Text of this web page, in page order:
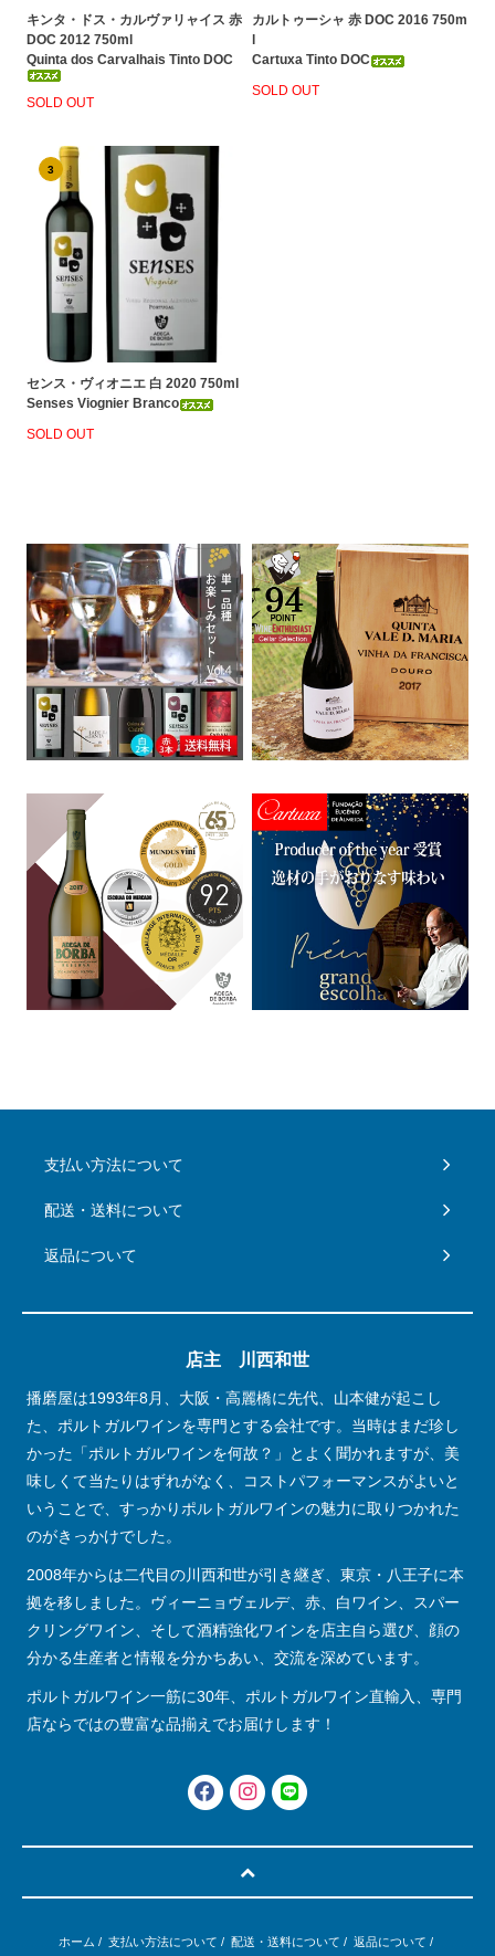
キンタ・ドス・カルヴァリャイス 赤
DOC 2012 750ml
Quinta dos Carvalhais Tinto DOC
SOLD OUT
カルトゥーシャ 赤 DOC 2016 750m
Cartuxa Tinto DOC
SOLD OUT
3
センス・ヴィオニエ 白 2020 750ml
Senses Viognier Branco
SOLD OUT
支払い方法について
配送・送料について
返品について
店主 川西和世
播磨屋は1993年8月、大阪・高麗橋に先代、山本健が起こし
た、ポルトガルワインを専門とする会社です。当時はまだ珍し
かった「ポルトガルワインを何故？」とよく聞かれますが、美
味しくて当たりはずれがなく、コストパフォーマンスがよいと
いうことで、すっかりポルトガルワインの魅力に取りつかれた
のがきっかけでした。
2008年からは二代目の川西和世が引き継ぎ、東京・八王子に本
拠を移しました。ヴィーニョヴェルデ、赤、白ワイン、スパー
クリングワイン、そして酒精強化ワインを店主自ら選び、顔の
分かる生産者と情報を分かちあい、交流を深めています。
ポルトガルワイン一筋に30年、ポルトガルワイン直輸入、専門
店ならではの豊富な品揃えでお届けします！
ホーム / 支払い方法について / 配送・送料について / 返品について /